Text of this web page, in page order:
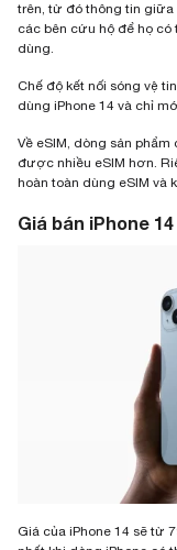
trên, từ đó thông tin
các bên cứu hộ để họ
dùng.
Chế độ kết nối sóng vệ
dùng iPhone 14 và chỉ
Về eSIM, dòng sản
được nhiều eSIM hơn.
hoàn toàn dùng eSIM và
Giá bán iPhone
Giá của iPhone 14 sẽ từ